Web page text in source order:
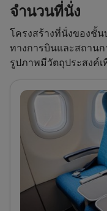
จำนวนที่นั่ง
โครงสร้างที่นั่งของชั้
ทางการบินและสถาน
รูปภาพมีวัตถุประสงค์